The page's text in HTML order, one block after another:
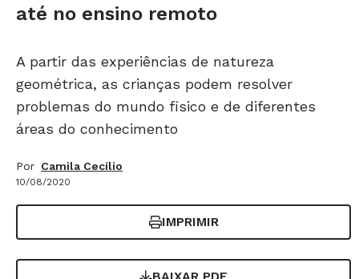
até no ensino remoto
A partir das experiências de natureza
geométrica, as crianças podem resolver
problemas do mundo físico e de diferentes
áreas do conhecimento
Por Camila Cecílio
10/08/2020
IMPRIMIR